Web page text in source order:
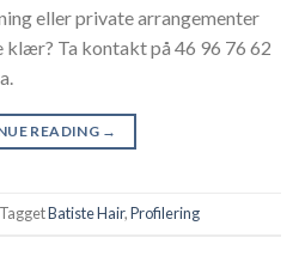
eller private arrangementer
Ta kontakt på 46 96 76 62
READING →
TaggetBatiste Hair,Profilering